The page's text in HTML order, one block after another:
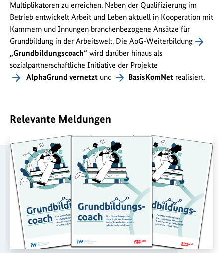
Multiplikatoren zu erreichen. Neben der Qualifizierung im
Betrieb entwickelt Arbeit und Leben aktuell in Kooperation mit
Kammern und Innungen branchenbezogene Ansätze für
Grundbildung in der Arbeitswelt. Die AoG-Weiterbildung
„Grundbildungscoach“ wird darüber hinaus als
sozialpartnerschaftliche Initiative der Projekte
AlphaGrund vernetzt und BasisKomNet realisiert.
Relevante Meldungen